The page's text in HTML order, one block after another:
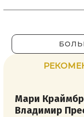
Мари
Владимир